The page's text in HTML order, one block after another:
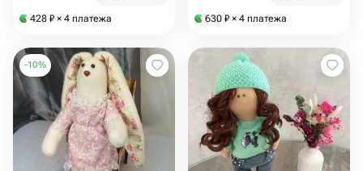
428 ₽ × 4 платежа 630 ₽ × 4 платежа
-10%